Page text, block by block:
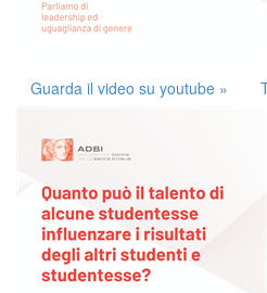
Guarda il video su youtube »